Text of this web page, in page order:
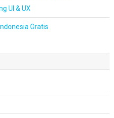
UI & UX
Gratis